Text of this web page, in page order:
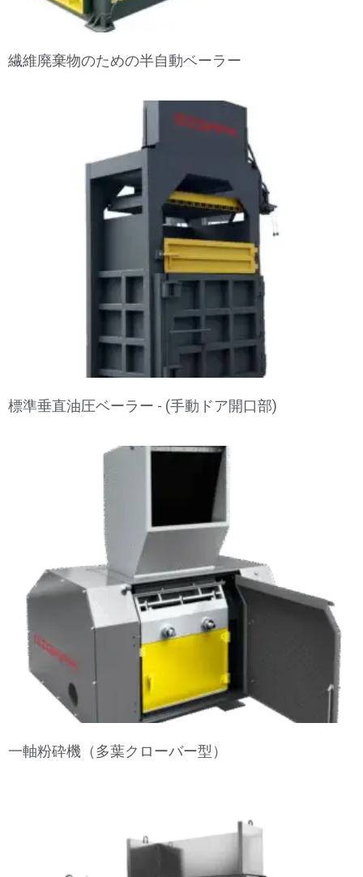
繊維廃棄物のための半自動ベーラー
標準垂直油圧ベーラー - (手動ドア開口部)
一軸粉砕機（多葉クローバー型）